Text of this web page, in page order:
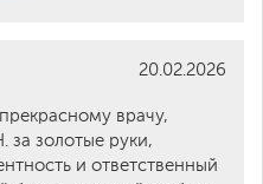
20.02.2026
врачу,
за золотые руки,
и ответственный